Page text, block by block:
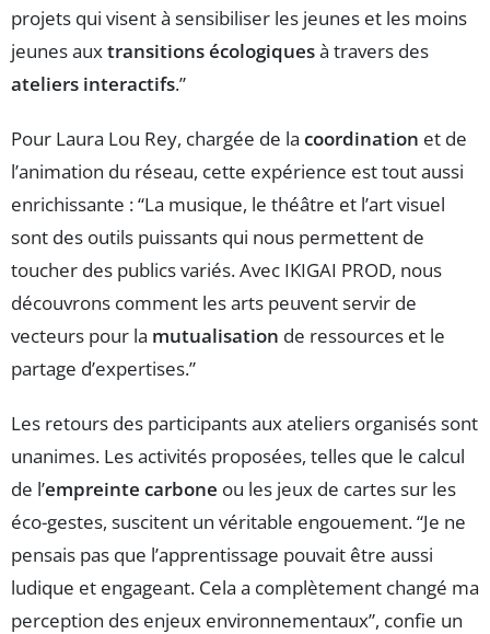
projets qui visent à sensibiliser les jeunes et les moins
jeunes auxtransitions écologiquesà travers des
ateliers interactifs.”
Pour Laura Lou Rey, chargée de la coordination et de
l’animation du réseau, cette expérience est tout aussi
enrichissante : “La musique, le théâtre et l’art visuel
sont des outils puissants qui nous permettent de
toucher des publics variés. Avec IKIGAI PROD, nous
découvrons comment les arts peuvent servir de
vecteurs pour la mutualisation de ressources et le
partage d’expertises.”
Les retours des participants aux ateliers organisés sont
unanimes. Les activités proposées, telles que le calcul
de l’empreinte carbone ou les jeux de cartes sur les
éco-gestes, suscitent un véritable engouement. “Je ne
pensais pas que l’apprentissage pouvait être aussi
ludique et engageant. Cela a complètement changé ma
perception des enjeux environnementaux”, confie un